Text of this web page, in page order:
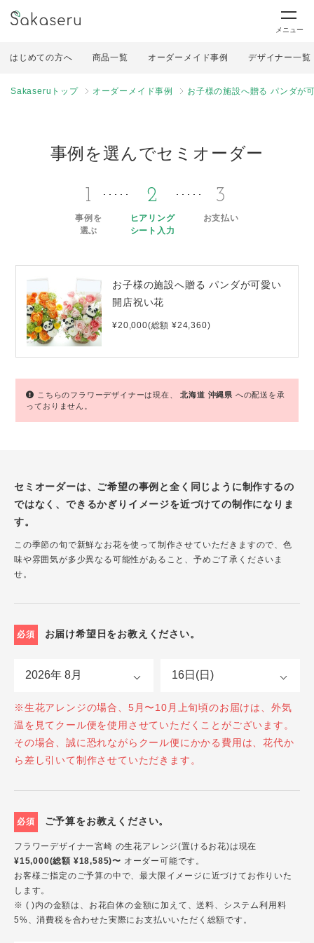
メニュー
はじめての方へ 商品一覧 オーダーメイド事例 デザイナー一覧
Sakaseruトップ オーダーメイド事例 お子様の施設へ贈る パンダが
事例を選んでセミオーダー
1
事例を
選ぶ
2
ヒアリング
シート入力
3
お支払い
お子様の施設へ贈る パンダが可愛い
開店祝い花
¥20,000(総額 ¥24,360)
こちらのフラワーデザイナーは現在、北海道 沖縄県 への配送を承
っておりません。
セミオーダーは、ご希望の事例と全く同じように制作するの
ではなく、できるかぎりイメージを近づけての制作になりま
す。
この季節の旬で新鮮なお花を使って制作させていただきますので、色
味や雰囲気が多少異なる可能性があること、予めご了承くださいま
せ。
必須 お届け希望日をお教えください。
※生花アレンジの場合、5月〜10月上旬頃のお届けは、外気
温を見てクール便を使用させていただくことがございます。
その場合、誠に恐れながらクール便にかかる費用は、花代か
ら差し引いて制作させていただきます。
必須 ご予算をお教えください。
フラワーデザイナー宮崎 の生花アレンジ(置けるお花)は現在
¥15,000(総額 ¥18,585)〜 オーダー可能です。
お客様ご指定のご予算の中で、最大限イメージに近づけてお作りいた
します。
※ ( )内の金額は、お花自体の金額に加えて、送料、システム利用料
5%、消費税を合わせた実際にお支払いいただく総額です。